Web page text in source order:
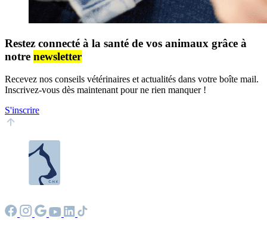
Restez connecté à la santé de vos animaux grâce à
notre newsletter
Recevez nos conseils vétérinaires et actualités dans votre boîte mail.
Inscrivez-vous dès maintenant pour ne rien manquer !
S'inscrire